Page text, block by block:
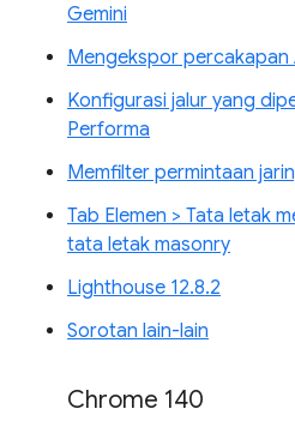
Gemini
Mengekspor percakapan
Konfigurasi jalur yang
Performa
Memfilter permintaan
Tab Elemen > Tata letak
tata letak masonry
Lighthouse 12.8.2
Sorotan lain-lain
Chrome 140